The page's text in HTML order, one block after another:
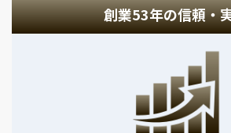
創業53年の信頼・